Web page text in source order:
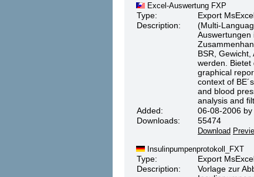
Excel-Auswertung FXP
Type:
Export
Description:
(Multi-
Auswertungen
BSR,
werden. Bietet
graphical
context of
and blood
analysis and
Added:
06-08-2006
Downloads:
55474
Download
Insulinpumpenprotokoll_FXT
Type:
Export
Description:
Vorlage zur